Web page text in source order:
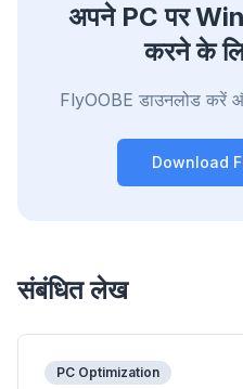
अपने PC पर
करने के
FlyOOBE डाउनलोड करें
Download
संबंधित लेख
PC Optimization
trackers that slow
Works with any
once, optimize